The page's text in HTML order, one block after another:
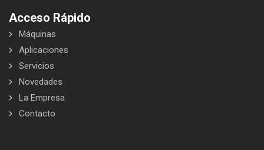
Acceso Rápido
Máquinas
Aplicaciones
Servicios
Novedades
La Empresa
Contacto